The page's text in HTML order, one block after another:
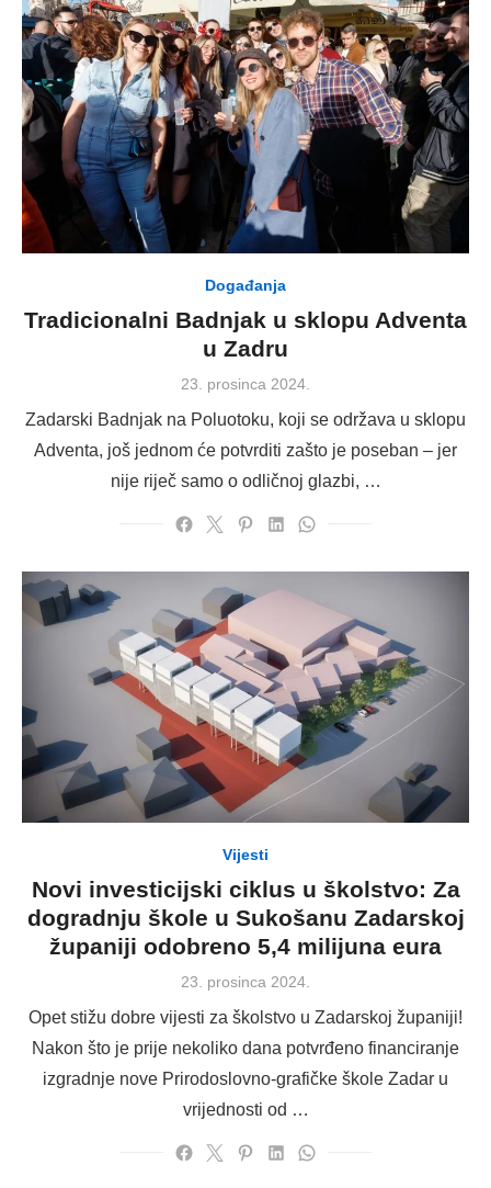
Događanja
Tradicionalni Badnjak u sklopu Adventa
u Zadru
Posted
23. prosinca 2024.
Zadarski Badnjak na Poluotoku, koji se održava u sklopu
Adventa, još jednom će potvrditi zašto je poseban – jer
nije riječ samo o odličnoj glazbi, …
Vijesti
Novi investicijski ciklus u školstvo: Za
dogradnju škole u Sukošanu Zadarskoj
županiji odobreno 5,4 milijuna eura
Posted
23. prosinca 2024.
Opet stižu dobre vijesti za školstvo u Zadarskoj županiji!
Nakon što je prije nekoliko dana potvrđeno financiranje
izgradnje nove Prirodoslovno-grafičke škole Zadar u
vrijednosti od …